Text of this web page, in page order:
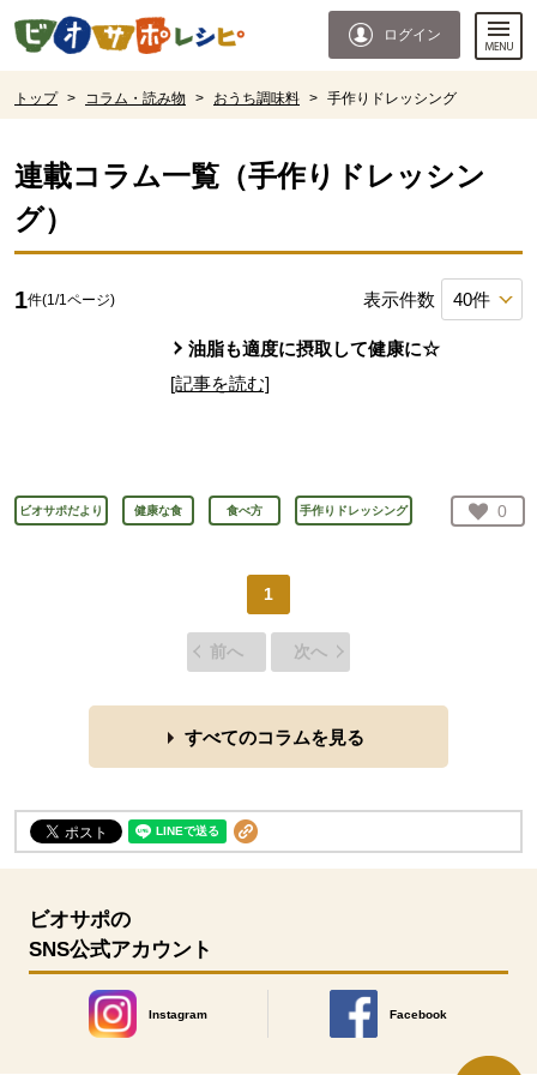
ページの先頭です。
ログイン
トップ > コラム・読み物 > おうち調味料 > 手作りドレッシング
連載コラム一覧（手作りドレッシン
グ）
1件(1 /1 ページ) 表示件数
油脂も適度に摂取して健康に☆
[記事を読む]
ビオサポだより 健康な食 食べ方 手作りドレッシング お気
0
人
1
前へ 次へ
すべてのコラムを見る
ビオサポの
SNS公式アカウント
Instagram
別のウィンドウで開きます。
Facebook
別のウィンドウで開きます